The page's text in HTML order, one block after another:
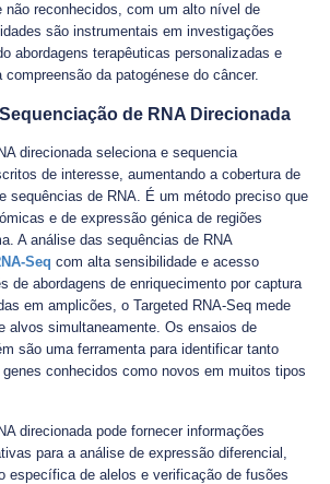
não reconhecidos, com um alto nível de
são instrumentais em investigações
abordagens terapêuticas personalizadas e
compreensão da patogénese do câncer.
de RNA Direcionada
direcionada seleciona e sequencia
de interesse, aumentando a cobertura de
sequências de RNA. É um método preciso que
e de expressão génica de regiões
A análise das sequências de RNA
Seq com alta sensibilidade e acesso
de abordagens de enriquecimento por captura
em amplicões, o Targeted RNA-Seq mede
alvos simultaneamente. Os ensaios de
são uma ferramenta para identificar tanto
conhecidos como novos em muitos tipos
direcionada pode fornecer informações
para a análise de expressão diferencial,
específica de alelos e verificação de fusões